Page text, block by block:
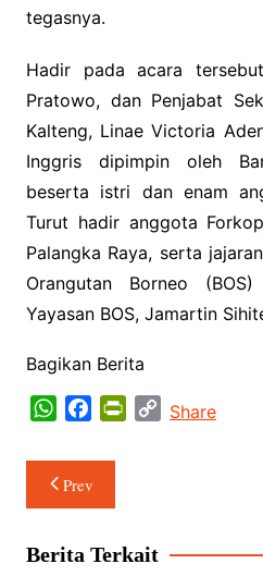
tegasnya.
Hadir pada acara
Pratowo, dan Penjabat
Kalteng, Linae Victoria
Inggris dipimpin oleh
beserta istri dan enam
Turut hadir anggota
Palangka Raya, serta
Orangutan Borneo
Yayasan BOS, Jamartin
Bagikan Berita
W
a
t
s
p
c
e
b
o
r
CShare
Navigasi
pos
Prev
Berita Terkait